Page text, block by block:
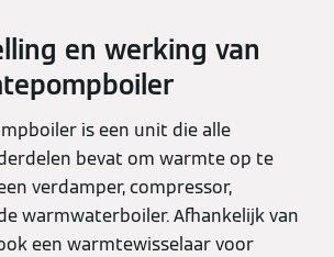
en werking van
is een unit die alle
bevat om warmte op te
verdamper, compressor,
warmwaterboiler. Afhankelijk van
een warmtewisselaar voor